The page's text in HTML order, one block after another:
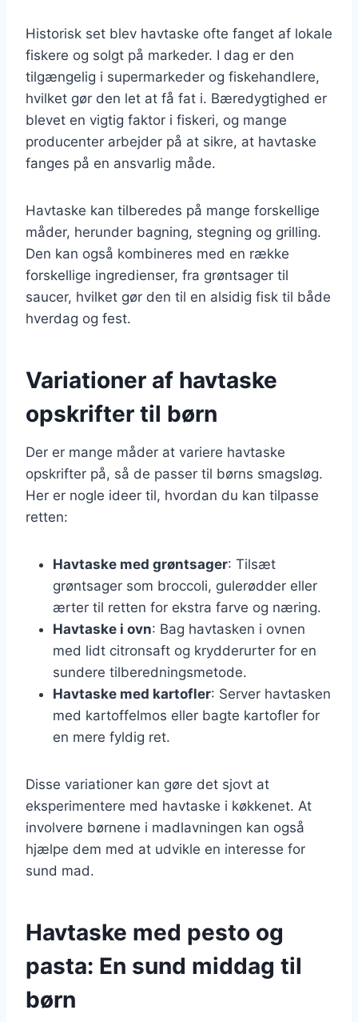
Historisk set blev havtaske ofte fanget af lokale
fiskere og solgt på markeder. I dag er den
tilgængelig i supermarkeder og fiskehandlere,
hvilket gør den let at få fat i. Bæredygtighed er
blevet en vigtig faktor i fiskeri, og mange
producenter arbejder på at sikre, at havtaske
fanges på en ansvarlig måde.
Havtaske kan tilberedes på mange forskellige
måder, herunder bagning, stegning og grilling.
Den kan også kombineres med en række
forskellige ingredienser, fra grøntsager til
saucer, hvilket gør den til en alsidig fisk til både
hverdag og fest.
Variationer af havtaske
opskrifter til børn
Der er mange måder at variere havtaske
opskrifter på, så de passer til børns smagsløg.
Her er nogle ideer til, hvordan du kan tilpasse
retten:
Havtaske med grøntsager: Tilsæt
grøntsager som broccoli, gulerødder eller
ærter til retten for ekstra farve og næring.
Havtaske i ovn: Bag havtasken i ovnen
med lidt citronsaft og krydderurter for en
sundere tilberedningsmetode.
Havtaske med kartofler: Server havtasken
med kartoffelmos eller bagte kartofler for
en mere fyldig ret.
Disse variationer kan gøre det sjovt at
eksperimentere med havtaske i køkkenet. At
involvere børnene i madlavningen kan også
hjælpe dem med at udvikle en interesse for
sund mad.
Havtaske med pesto og
pasta: En sund middag til
børn